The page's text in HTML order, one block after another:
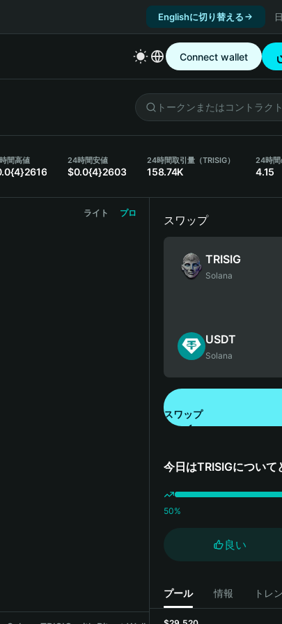
Englishに切り替える
Connect wallet
間高値 24時間安値
$0.0{4}2603
24時間取引量（TRISIG）
158.74K
24時間
4.15
ライト プロ
スワップ
TRISIG
Solana
USDT
Solana
スワップ
今日はTRISIGについて
50%
良い
プール 情報 トレ